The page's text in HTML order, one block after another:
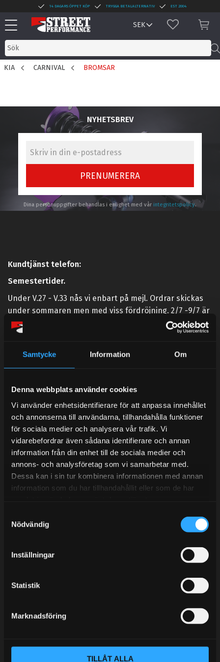
Samtycke Information Om
Denna webbplats använder cookies
Vi använder enhetsidentifierare för att anpassa innehållet
och annonserna till användarna, tillhandahålla funktioner
för sociala medier och analysera vår trafik. Vi
vidarebefordrar även sådana identifierare och annan
information från din enhet till de sociala medier och
annons- och analysföretag som vi samarbetar med.
Dessa kan i sin tur kombinera informationen med annan
information som du har tillhandahållit eller som de har
Nödvändig
Inställningar
Statistik
Marknadsföring
TILLÅT ALLA
Meny
14 DAGARS ÖPPET KÖP TRYGGA BETALALTERNATIV EST 2004
FAVORITER
KIA CARNIVAL BROMSAR
NYHETSBREV
PRENUMERERA
Dina personuppgifter behandlas i enlighet med vår integritetspolicy.
Kundtjänst telefon:
Semestertider.
Under V.27 - V.33 nås vi enbart på mejl. Ordrar skickas
under sommaren men med viss fördröjning. 2/7 -9/7 är
det helt stängt.
Mån-Tors: 10:30-15:00
Lunchstängt 12:00-13:00
info@streetperformance.se
BLOGG
KUNSKAPSCENTER